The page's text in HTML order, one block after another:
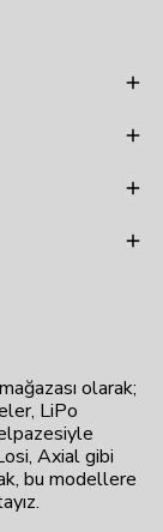
olarak;
LiPo
Axial gibi
bu modellere